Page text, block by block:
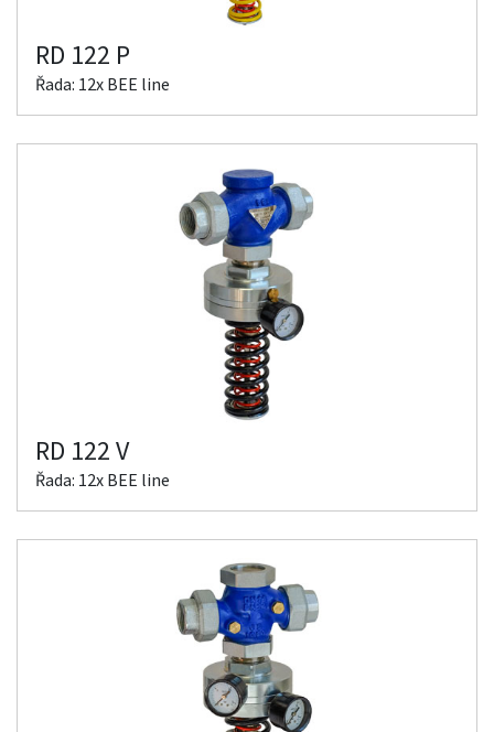
RD 122 P
Řada: 12x BEE line
RD 122 V
Řada: 12x BEE line